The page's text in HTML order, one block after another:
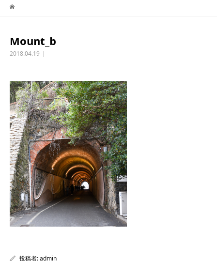
Mount_b
2018.04.19
投稿者:admin